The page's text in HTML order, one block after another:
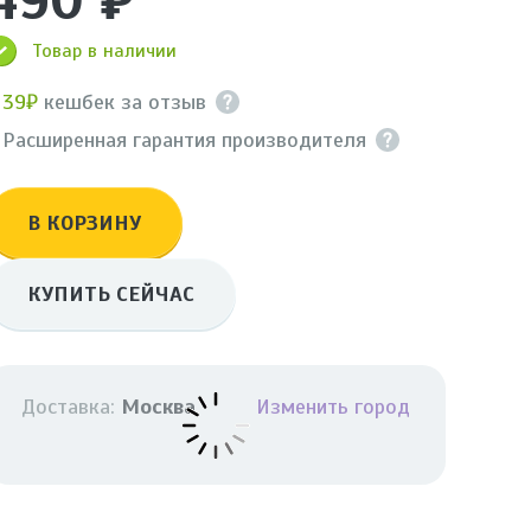
Товар в наличии
39₽ кешбек за отзыв
гарантия производителя
В КОРЗИНУ
КУПИТЬ СЕЙЧАС
Доставка: Москва Изменить город